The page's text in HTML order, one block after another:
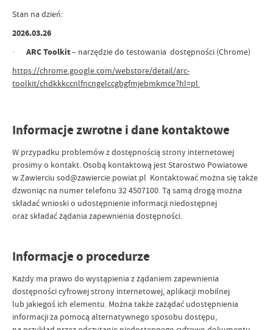
Stan na dzień:
2026.03.26
· ARC Toolkit– narzędzie do testowania dostępności (Chrome)
https://chrome.google.com/webstore/detail/arc-
toolkit/chdkkkccnlfncngelccgbgfmjebmkmce?hl=pl
Informacje zwrotne i dane kontaktowe
W przypadku problemów z dostępnością strony internetowej
prosimy o kontakt. Osobą kontaktową jest Starostwo Powiatowe
w Zawierciu sod@zawiercie.powiat.pl Kontaktować można się także
dzwoniąc na numer telefonu 32 4507100. Tą samą drogą można
składać wnioski o udostępnienie informacji niedostępnej
oraz składać żądania zapewnienia dostępności.
Informacje o procedurze
Każdy ma prawo do wystąpienia z żądaniem zapewnienia
dostępności cyfrowej strony internetowej, aplikacji mobilnej
lub jakiegoś ich elementu. Można także zażądać udostępnienia
informacji za pomocą alternatywnego sposobu dostępu,